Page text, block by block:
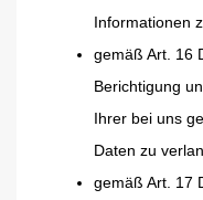
Informationen
gemäß Art. 16
Berichtigung
Ihrer bei uns
Daten zu
gemäß Art. 17